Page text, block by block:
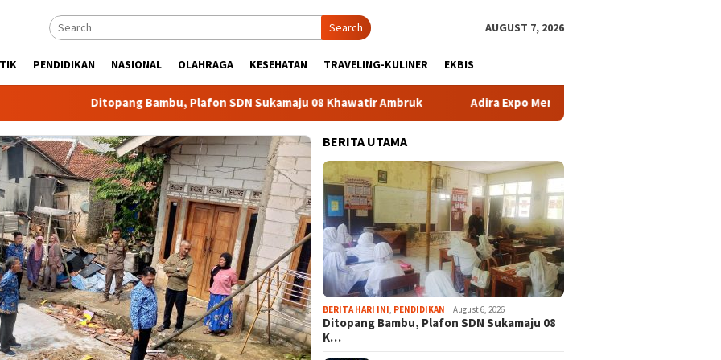
Search AUGUST 7, 2026
PENDIDIKAN NASIONAL OLAHRAGA KESEHATAN TRAVELING-KULINER EKBIS
Ditopang Bambu, Plafon SDN Sukamaju 08 Khawatir Ambruk Adira Expo Merdeka Tawarkan Bunga 1,76 Persen
BERITA UTAMA
BERITA HARI INI PENDIDIKAN August 6, 2026
Ditopang Bambu, Plafon SDN Sukamaju 08
K…